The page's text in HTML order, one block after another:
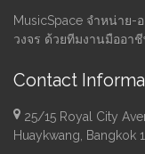
MusicSpace จำหน่าย
วงจร ด้วยทีมงานมืออา
Contact
25/15 Royal City
Huaykwang, Bangkok